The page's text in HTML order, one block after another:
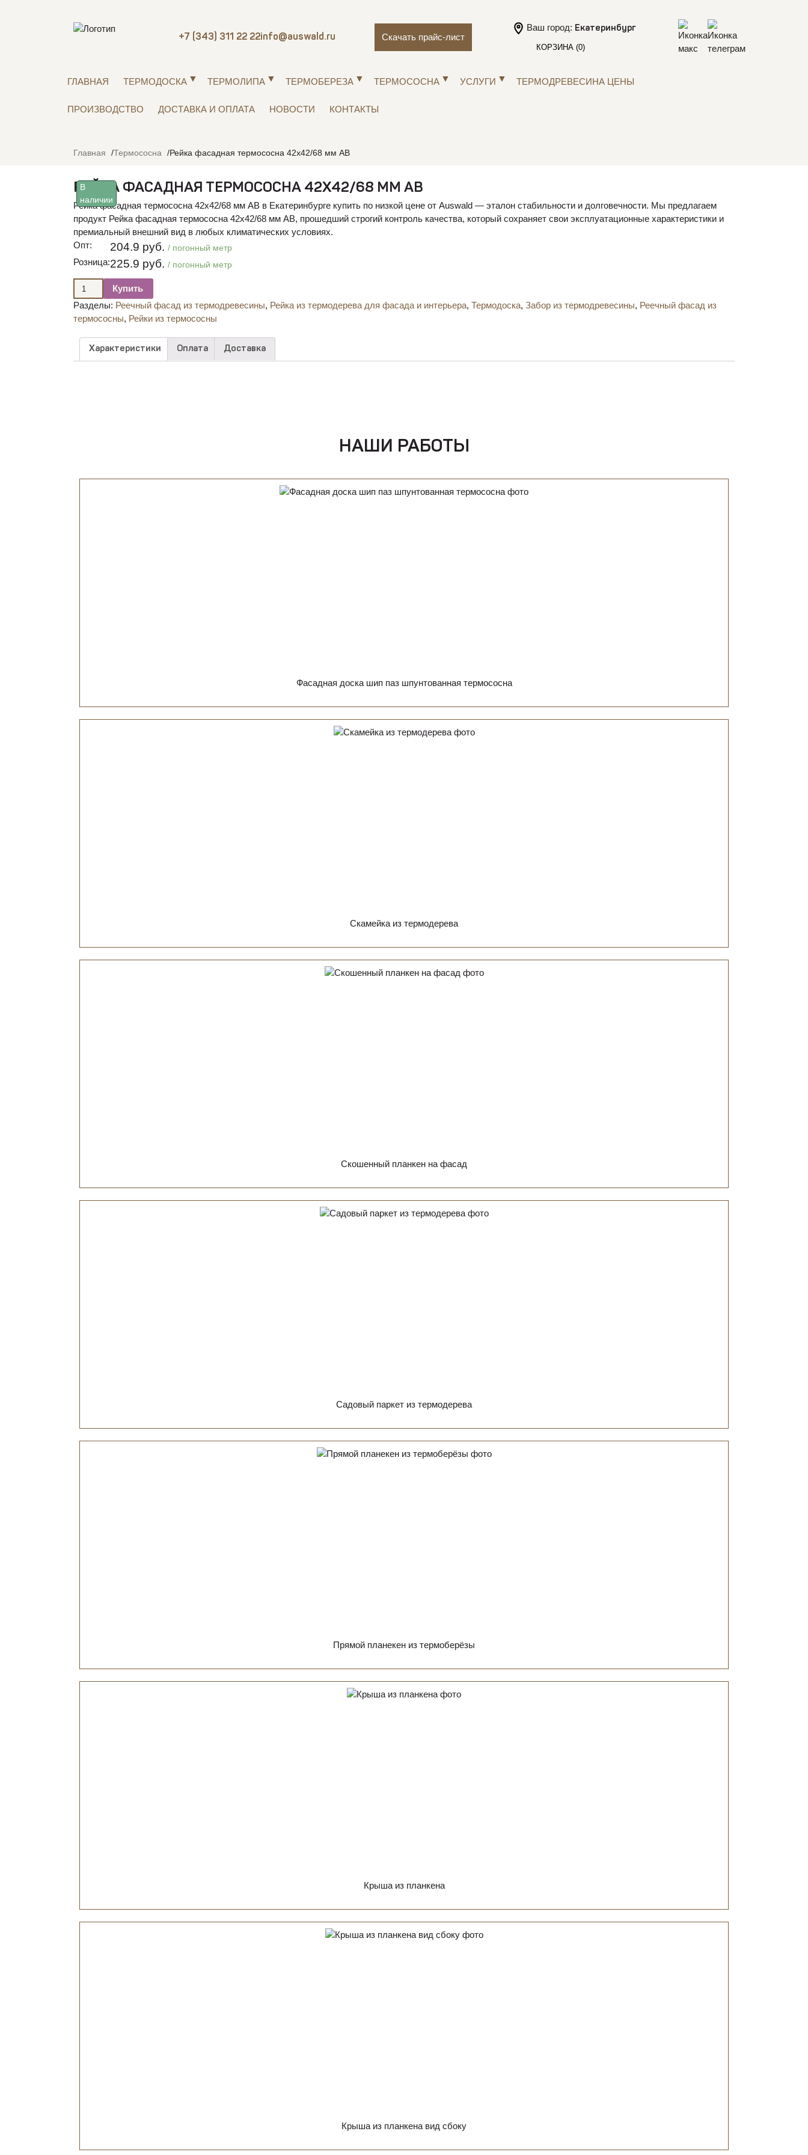
+7 (343) 311 22 22info@auswald.ru Скачать прайс-лист
Ваш город: Екатеринбург
КОРЗИНА (0)
ГЛАВНАЯ ТЕРМОДОСКА ТЕРМОЛИПА ТЕРМОБЕРЕЗА ТЕРМОСОСНА УСЛУГИ ТЕРМОДРЕВЕСИНА ЦЕНЫ
ПРОИЗВОДСТВО ДОСТАВКА И ОПЛАТА НОВОСТИ КОНТАКТЫ
Главная Термососна Рейка фасадная термососна 42х42/68 мм АВ
РЕЙКА ФАСАДНАЯ ТЕРМОСОСНА 42Х42/68 ММ АВ
Рейка фасадная термососна 42х42/68 мм АВ в Екатеринбурге купить по низкой цене от Auswald — эталон стабильности и долговечности. Мы предлагаем
продукт Рейка фасадная термососна 42х42/68 мм АВ, прошедший строгий контроль качества, который сохраняет свои эксплуатационные характеристики и
премиальный внешний вид в любых климатических условиях.
Опт:
204.9 руб. / погонный метр
Розница:225.9 руб. / погонный метр
Купить
Разделы: Реечный фасад из термодревесины, Рейка из термодерева для фасада и интерьера, Термодоска, Забор из термодревесины, Реечный фасад из
термососны, Рейки из термососны
В
наличии
Характеристики Оплата Доставка
НАШИ РАБОТЫ
Фасадная доска шип паз шпунтованная термососна
Скамейка из термодерева
Скошенный планкен на фасад
Садовый паркет из термодерева
Прямой планекен из термоберёзы
Крыша из планкена
Крыша из планкена вид сбоку